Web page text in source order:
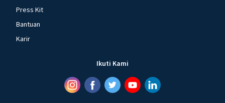
Press Kit
Bantuan
Karir
Ikuti Kami